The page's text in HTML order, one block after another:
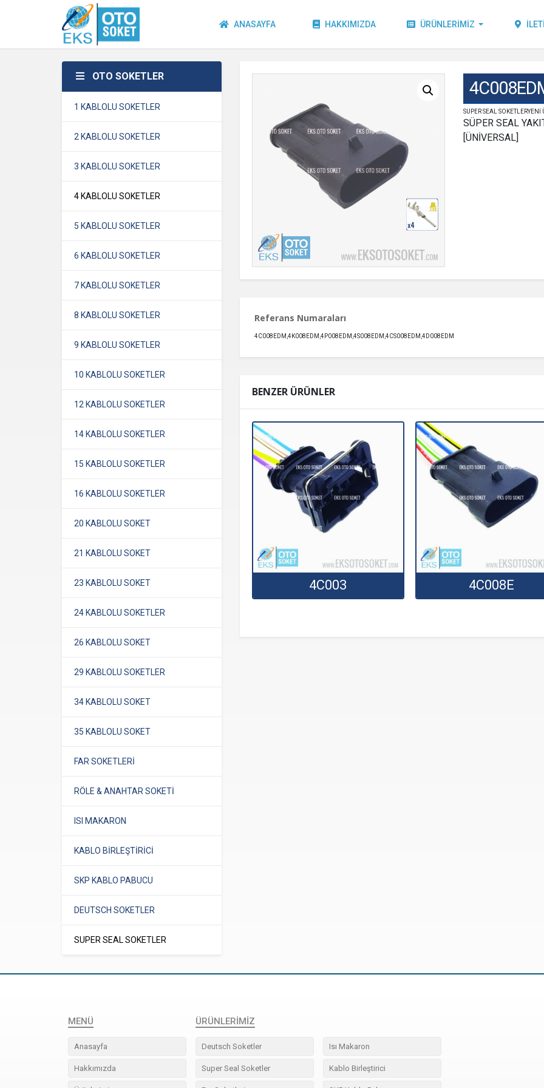
ANASAYFA HAKKIMIZDA ÜRÜNLERIMIZ
OTO SOKETLER
1 KABLOLU SOKETLER
2 KABLOLU SOKETLER
3 KABLOLU SOKETLER
4 KABLOLU SOKETLER
5 KABLOLU SOKETLER
6 KABLOLU SOKETLER
7 KABLOLU SOKETLER
8 KABLOLU SOKETLER
9 KABLOLU SOKETLER
10 KABLOLU SOKETLER
12 KABLOLU SOKETLER
14 KABLOLU SOKETLER
15 KABLOLU SOKETLER
16 KABLOLU SOKETLER
20 KABLOLU SOKET
21 KABLOLU SOKET
23 KABLOLU SOKET
24 KABLOLU SOKETLER
26 KABLOLU SOKET
29 KABLOLU SOKETLER
34 KABLOLU SOKET
35 KABLOLU SOKET
FAR SOKETLERİ
RÖLE & ANAHTAR SOKETİ
ISI MAKARON
KABLO BİRLEŞTİRİCİ
SKP KABLO PABUCU
DEUTSCH SOKETLER
SUPER SEAL SOKETLER
SUPER SEAL SOKETLERYENİ
SÜPER SEAL
[ÜNİVERSAL]
Referans Numaraları
4C008EDM,4K008EDM,4P008EDM,4S008EDM,4CS008EDM,4D008EDM
BENZER ÜRÜNLER
4C003 4C008E
MENÜ
Anasayfa
Hakkımızda
ÜRÜNLERIMIZ
Deutsch Soketler
Super Seal Soketler
Isı Makaron
Kablo Birleştirici